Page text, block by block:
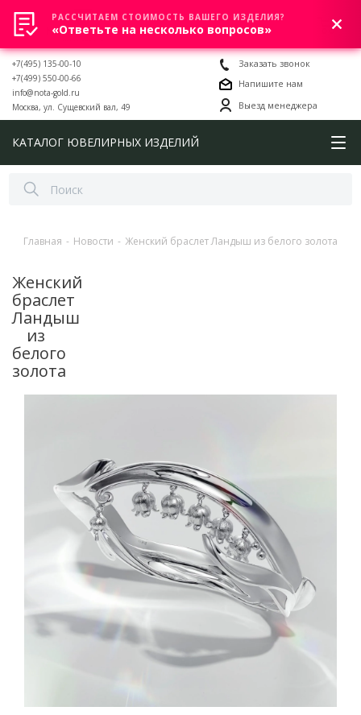
0
+7(495) 135-00-10
+7(499) 550-00-66
info@nota-gold.ru
Москва, ул. Сущевский вал, 49
Заказать звонок
Напишите нам
Выезд менеджера
КАТАЛОГ ЮВЕЛИРНЫХ ИЗДЕЛИЙ
Главная - Новости - Женский браслет Ландыш из белого золота
Женский
браслет
Ландыш
из
белого
золота
РАССЧИТАЕМ СТОИМОСТЬ ВАШЕГО ИЗДЕЛИЯ?
«Ответьте на несколько вопросов»